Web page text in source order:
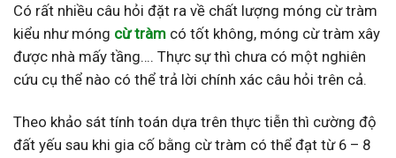
Có rất nhiều câu hỏi đặt ra về chất lượng móng cừ tràm
kiểu như móng cừ tràm có tốt không, móng cừ tràm xây
được nhà mấy tầng…. Thực sự thì chưa có một nghiên
cứu cụ thể nào có thể trả lời chính xác câu hỏi trên cả.
Theo khảo sát tính toán dựa trên thực tiễn thì cường độ
đất yếu sau khi gia cố bằng cừ tràm có thể đạt từ 6 – 8